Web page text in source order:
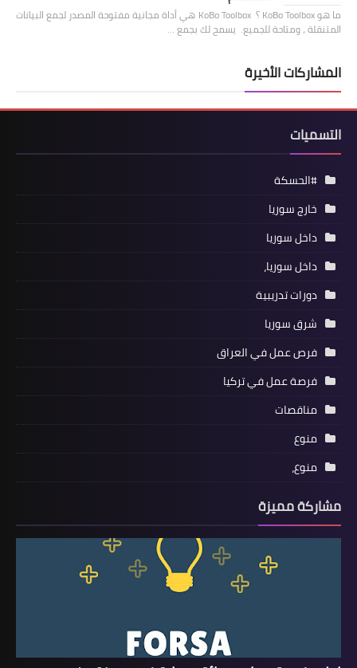
ما هو KoBo Toolbox ؟ KoBo Toolbox هي أداة مجانية مفتوحة المصدر لجمع البيانات
المتنقلة ، ومتاحة للجميع. يسمح لك بجمع …
المشاركات الأخيرة
التسميات
#الحسكة
خارج سوريا
داخل سوريا
داخل سوريا،
دورات تدريبية
شرق سوريا
فرص عمل في العراق
فرصة عمل في تركيا
مناقصات
منوع
منوع،
مشاركة مميزة